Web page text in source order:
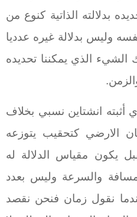
بدلالته الذاتية كنوع من
وليس بدلالة غيره عدديا
الشيء الذي يمكننا تحديده
أثبته انشتاين نسبي بخلاف
الارضي كتحقيب يتوزعه
يكون مقياس الدلالة له
والسرعة وليس بعدد
نقول زمان فنحن نقصد